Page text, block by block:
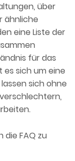
über
ähnliche
eine Liste der
für das
es sich um eine
sich ohne
die FAQ zu